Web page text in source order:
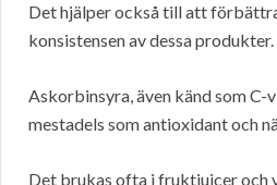
Det hjälper också till att
konsistensen av dessa produkter.
Askorbinsyra, även känd som C-
mestadels som antioxidant och
Det brukas ofta i fruktjuicer och